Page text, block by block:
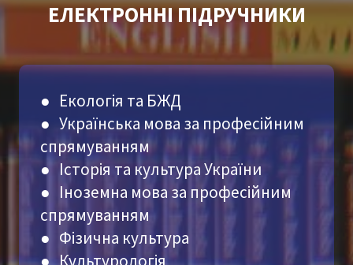
ЕЛЕКТРОННІ ПІДРУЧНИКИ
● Екологія та БЖД
● Українська мова за професійним
спрямуванням
● Історія та культура України
● Іноземна мова за професійним
спрямуванням
● Фізична культура